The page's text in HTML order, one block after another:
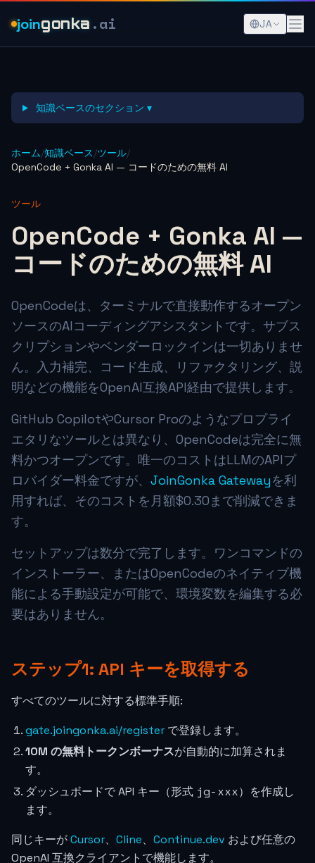
joingonka .ai JA
知識ベースのセクション ▾
ホーム/知識ベース/ツール/
OpenCode + Gonka AI — コードのための無料 AI
ツール
OpenCode + Gonka AI —
コードのための無料 AI
OpenCodeは、ターミナルで直接動作するオープン
ソースのAIコーディングアシスタントです。サブス
クリプションやベンダーロックインは一切ありませ
ん。入力補完、コード生成、リファクタリング、説
明などの機能をOpenAI互換API経由で提供します。
GitHub CopilotやCursor Proのようなプロプライ
エタリなツールとは異なり、OpenCodeは完全に無
料かつオープンです。唯一のコストはLLMのAPIプ
ロバイダー料金ですが、 JoinGonka Gatewayを利
用すれば、そのコストを月額$0.30まで削減できま
す。
セットアップは数分で完了します。ワンコマンドの
インストーラー、またはOpenCodeのネイティブ機
能による手動設定が可能で、環境変数を編集する必
要はありません。
ステップ1: API キーを取得する
すべてのツールに対する標準手順:
gate.joingonka.ai/register で登録します。
10M の無料トークンボーナスが自動的に加算されま
す。
ダッシュボードで API キー（形式 jg-xxx）を作成し
ます。
同じキーがCursor、 Cline、 Continue.dev および任意の
OpenAI 互換クライアントで機能します。